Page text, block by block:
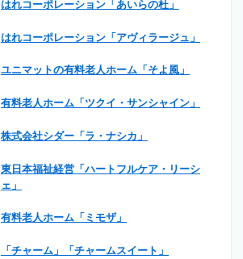
はれコーポレーション「あいらの杜」
はれコーポレーション「アヴィラージュ」
ユニマットの有料老人ホーム「そよ風」
有料老人ホーム「ツクイ・サンシャイン」
株式会社シダー「ラ・ナシカ」
東日本福祉経営「ハートフルケア・リーシ
ェ」
有料老人ホーム「ミモザ」
「チャーム」「チャームスイート」